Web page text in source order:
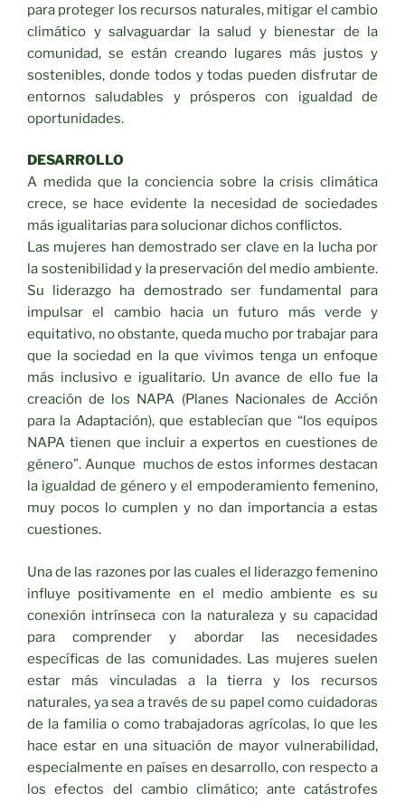
para proteger los recursos naturales, mitigar el cambio
climático y salvaguardar la salud y bienestar de la
comunidad, se están creando lugares más justos y
sostenibles, donde todos y todas pueden disfrutar de
entornos saludables y prósperos con igualdad de
oportunidades.
DESARROLLO
A medida que la conciencia sobre la crisis climática
crece, se hace evidente la necesidad de sociedades
más igualitarias para solucionar dichos conflictos.
Las mujeres han demostrado ser clave en la lucha por
la sostenibilidad y la preservación del medio ambiente.
Su liderazgo ha demostrado ser fundamental para
impulsar el cambio hacia un futuro más verde y
equitativo, no obstante, queda mucho por trabajar para
que la sociedad en la que vivimos tenga un enfoque
más inclusivo e igualitario. Un avance de ello fue la
creación de los NAPA (Planes Nacionales de Acción
para la Adaptación), que establecían que “los equipos
NAPA tienen que incluir a expertos en cuestiones de
género”. Aunque muchos de estos informes destacan
la igualdad de género y el empoderamiento femenino,
muy pocos lo cumplen y no dan importancia a estas
cuestiones.
Una de las razones por las cuales el liderazgo femenino
influye positivamente en el medio ambiente es su
conexión intrínseca con la naturaleza y su capacidad
para comprender y abordar las necesidades
específicas de las comunidades. Las mujeres suelen
estar más vinculadas a la tierra y los recursos
naturales, ya sea a través de su papel como cuidadoras
de la familia o como trabajadoras agrícolas, lo que les
hace estar en una situación de mayor vulnerabilidad,
especialmente en países en desarrollo, con respecto a
los efectos del cambio climático; ante catástrofes